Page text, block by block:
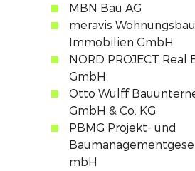
MBN Bau AG
meravis
Immobilien GmbH
NORD PROJECT Real
GmbH
Otto Wulff
GmbH & Co. KG
PBMG Projekt- und
mbH